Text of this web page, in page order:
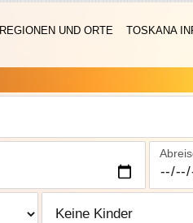
REGIONEN UND ORTE TOSKANA